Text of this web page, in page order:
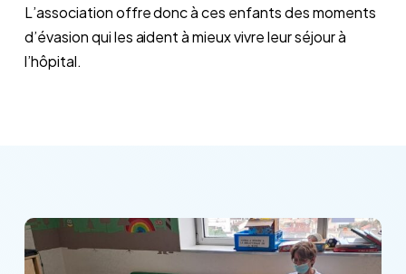
L’association offre donc à ces enfants des moments
d’évasion qui les aident à mieux vivre leur séjour à
l’hôpital.